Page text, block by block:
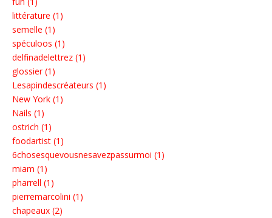
littérature (1)
semelle (1)
spéculoos (1)
delfinadelettrez (1)
glossier (1)
Lesapindescréateurs (1)
New York (1)
Nails (1)
ostrich (1)
foodartist (1)
6chosesquevousnesavezpassurmoi (1)
miam (1)
pharrell (1)
pierremarcolini (1)
chapeaux (2)